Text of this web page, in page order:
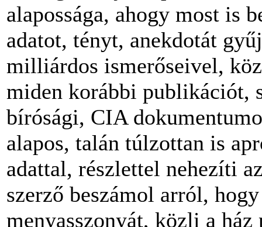
alapossága, ahogy most is
adatot, tényt, anekdotát
milliárdos ismerőseivel,
miden korábbi publikációt,
bírósági, CIA
alapos, talán túlzottan is
adattal, részlettel nehezíti
szerző beszámol arról,
menyasszonyát, közli a